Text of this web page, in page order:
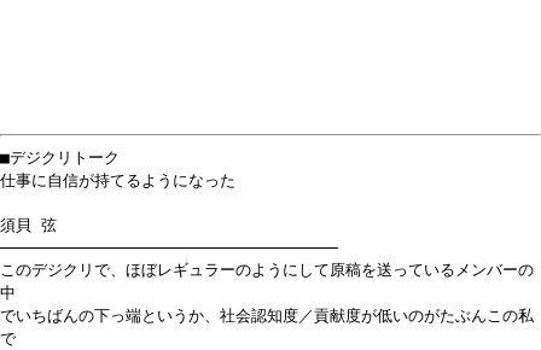
■デジクリトーク
仕事に自信が持てるようになった
須貝 弦
───────────────────────────────────
このデジクリで、ほぼレギュラーのようにして原稿を送っているメンバーの
中
でいちばんの下っ端というか、社会認知度／貢献度が低いのがたぶんこの私
で